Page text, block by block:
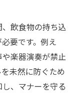
飲食物の持ち込
要です。例え
楽器演奏が禁止
未然に防ぐため
、マナーを守る